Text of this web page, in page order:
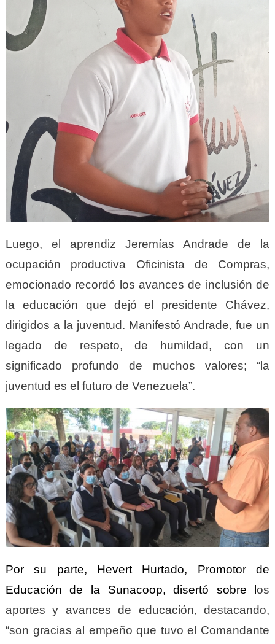
Luego, el aprendiz Jeremías Andrade de la
ocupación productiva Oficinista de Compras,
emocionado recordó los avances de inclusión de
la educación que dejó el presidente Chávez,
dirigidos a la juventud. Manifestó Andrade, fue un
legado de respeto, de humildad, con un
significado profundo de muchos valores; “la
juventud es el futuro de Venezuela”.
Por su parte, Hevert Hurtado, Promotor de
Educación de la Sunacoop, disertó sobre los
aportes y avances de educación, destacando,
“son gracias al empeño que tuvo el Comandante